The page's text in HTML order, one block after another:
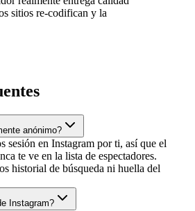
sitios re-codifican y la
anónimo?
sesión en Instagram por ti, así que el
te ve en la lista de espectadores.
historial de búsqueda ni huella del
Instagram?